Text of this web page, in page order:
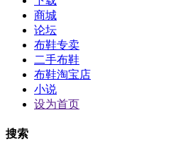
商城
论坛
布鞋专卖
二手布鞋
布鞋淘宝店
小说
设为首页
搜索